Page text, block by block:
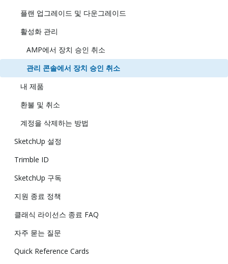
플랜 업그레이드 및 다운그레이드
활성화 관리
AMP에서 장치 승인 취소
관리 콘솔에서 장치 승인 취소
내 제품
환불 및 취소
계정을 삭제하는 방법
SketchUp 설정
Trimble ID
SketchUp 구독
지원 종료 정책
클래식 라이선스 종료 FAQ
자주 묻는 질문
Quick Reference Cards